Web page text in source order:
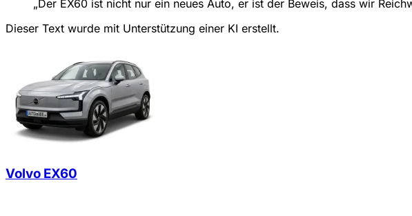
„Der EX60 ist nicht nur ein neues Auto, er ist der Beweis, dass wir
Dieser Text wurde mit Unterstützung einer KI erstellt.
Volvo EX60